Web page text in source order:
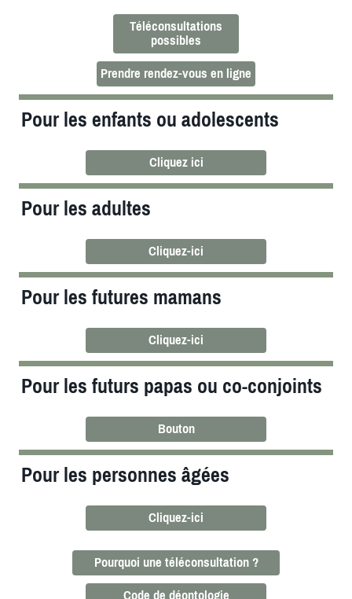
Téléconsultations
possibles
Prendre rendez-vous en ligne
Pour les enfants ou adolescents
Cliquez ici
Pour les adultes
Cliquez-ici
Pour les futures mamans
Cliquez-ici
Pour les futurs papas ou co-conjoints
Bouton
Pour les personnes âgées
Cliquez-ici
Pourquoi une téléconsultation ?